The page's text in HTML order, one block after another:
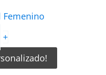
Femenino
+